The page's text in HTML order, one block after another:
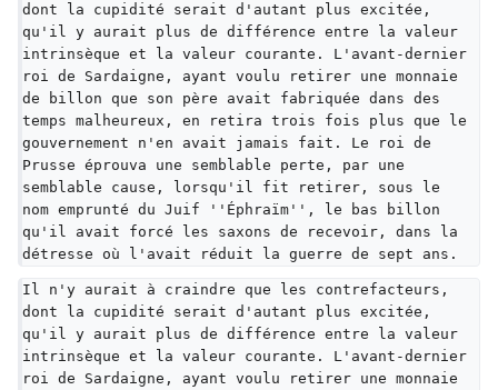
dont la cupidité serait d'autant plus excitée,
qu'il y aurait plus de différence entre la valeur
intrinsèque et la valeur courante. L'avant-dernier
roi de Sardaigne, ayant voulu retirer une monnaie
de billon que son père avait fabriquée dans des
temps malheureux, en retira trois fois plus que le
gouvernement n'en avait jamais fait. Le roi de
Prusse éprouva une semblable perte, par une
semblable cause, lorsqu'il fit retirer, sous le
nom emprunté du Juif ''Éphraïm'', le bas billon
qu'il avait forcé les saxons de recevoir, dans la
détresse où l'avait réduit la guerre de sept ans.
Il n'y aurait à craindre que les contrefacteurs,
dont la cupidité serait d'autant plus excitée,
qu'il y aurait plus de différence entre la valeur
intrinsèque et la valeur courante. L'avant-dernier
roi de Sardaigne, ayant voulu retirer une monnaie